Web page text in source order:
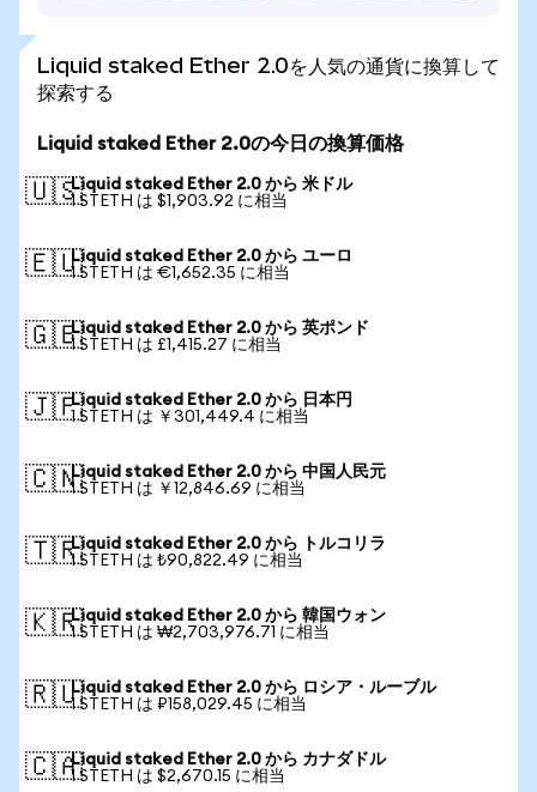
Liquid staked Ether 2.0を人気の通貨に換算して
探索する
Liquid staked Ether 2.0の今日の換算価格
🇺🇸Liquid staked Ether 2.0 から 米ドル
1 STETH は $1,903.92 に相当
🇪🇺Liquid staked Ether 2.0 から ユーロ
1 STETH は €1,652.35 に相当
🇬🇧Liquid staked Ether 2.0 から 英ポンド
1 STETH は £1,415.27 に相当
🇯🇵Liquid staked Ether 2.0 から 日本円
1 STETH は ￥301,449.4 に相当
🇨🇳Liquid staked Ether 2.0 から 中国人民元
1 STETH は ￥12,846.69 に相当
🇹🇷Liquid staked Ether 2.0 から トルコリラ
1 STETH は ₺90,822.49 に相当
🇰🇷Liquid staked Ether 2.0 から 韓国ウォン
1 STETH は ₩2,703,976.71 に相当
🇷🇺Liquid staked Ether 2.0 から ロシア・ルーブル
1 STETH は ₽158,029.45 に相当
🇨🇦Liquid staked Ether 2.0 から カナダドル
1 STETH は $2,670.15 に相当